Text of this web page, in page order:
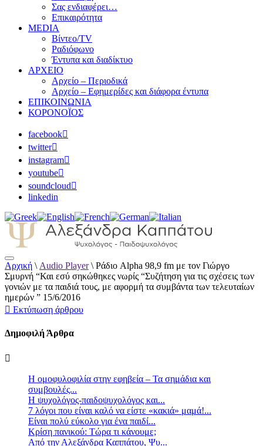
Σας ενδιαφέρει…
Επικαιρότητα
MEDIA
Βίντεο/TV
Ραδιόφωνο
Έντυπα και διαδίκτυο
ΑΡΧΕΙΟ
Αρχείο – Περιοδικά
Αρχείο – Εφημερίδες και διάφορα έντυπα
ΕΠΙΚΟΙΝΩΝΙΑ
ΚΟΡΟΝΟΪΟΣ
facebook
twitter
instagram
youtube
soundcloud
linkedin
Αλεξάνδρα Καππάτου Ψυχολόγος –
Παιδοψυχολόγος
Αρχική \ Audio Player\ Ράδιο Alpha 98,9 fm με τον Γιώργο
Σμυρνή “Και εσύ σηκώθηκες νωρίς “Συζήτηση για τις σχέσεις των
γονιών με τα παιδιά τους, με αφορμή τα συμβάντα των τελευταίων
ημερών ” 15/6/2016
Εκτύπωση άρθρου
Δημοφιλή Άρθρα
Η ομοφυλοφιλία στην εφηβεία – Τα σημάδια και
συμβουλές...
Η ψυχολόγος-παιδοψυχολόγος και...
7 λόγοι που είναι καλό να είστε «κακιά» μαμά!...
Είναι πολύ εύκολο για ένα παιδί...
Κρίση πανικού: Τώρα τι κάνουμε;
Από την Αλεξάνδρα Καππάτου, Ψυ...